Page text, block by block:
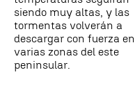
siendo muy altas, y las
tormentas volverán a
descargar con fuerza en
varias zonas del este
peninsular.